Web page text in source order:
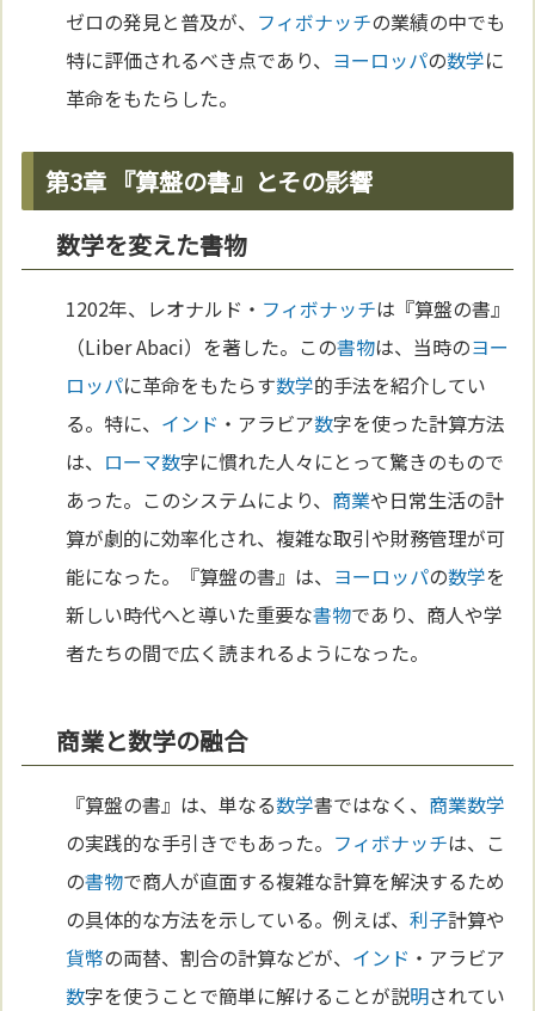
ゼロの発見と普及が、 フィボナッチの業績の中でも
特に評価されるべき点であり、 ヨーロッパの数学に
革命をもたらした。
第3章 『算盤の書』とその影響
数学を変えた書物
1202年、レオナルド・ フィボナッチは『算盤の書』
（Liber Abaci）を著した。この書物は、当時のヨー
ロッパに革命をもたらす数学的手法を紹介してい
る。特に、 インド ・アラビア数字を使った計算方法
は、 ローマ数字に慣れた人々にとって驚きのもので
あった。このシステムにより、 商業や日常生活の計
算が劇的に効率化され、複雑な取引や財務管理が可
能になった。『算盤の書』は、 ヨーロッパの数学を
新しい時代へと導いた重要な書物であり、商人や学
者たちの間で広く読まれるようになった。
商業と数学の融合
『算盤の書』は、単なる数学書ではなく、 商業数学
の実践的な手引きでもあった。 フィボナッチは、こ
の書物で商人が直面する複雑な計算を解決するため
の具体的な方法を示している。例えば、利子計算や
貨幣の両替、割合の計算などが、 インド ・アラビア
数字を使うことで簡単に解けることが説明されてい